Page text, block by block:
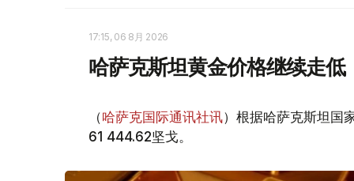
17:15, 06 8月 2026
哈萨克斯坦黄金价格继续走低
（哈萨克国际通讯社讯）根据哈萨克斯坦国
61 444.62坚戈。